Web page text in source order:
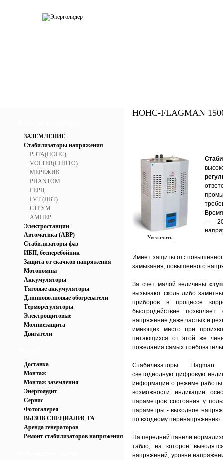
ЗАЗЕМЛЕНИЕ
Стабилизаторы напряжения
РЭТА(НОНС)
VOLTER(СНПТО)
МЕРЕЖИК
PHANTOM
ГЕРЦ
LVT (ЛВТ)
СТРУМ
АМПЕР
Электростанции
Автоматика (АВР)
Стабилизаторы фаз
ИБП, бесперебойник
Защита от скачков напряжения
Мотопомпы
Аккумуляторы
Тяговые аккумуляторы
Длинноволновые обогреватели
Терморегуляторы
Электрощитовые
Молниезащита
Двигатели
Доставка
Монтаж
Монтаж заземления
Энергоаудит
Сервис
Фотогалерея
ВЫЗОВ СПЕЦИАЛИСТА
Аренда генераторов
Ремонт стабилизаторов напряжения
НОНС-FLAGMAN
Увеличить
—
Имеет защиты от:
замыкания, повышенного
За счет малой величины
вызывают сколь либо
приборов в процессе
быстродействие
напряжение даже частых и
имеющих место при
питающихся от этой же
пожелания самых
Стабилизаторы Flagman
светодиодную цифровую
информации о режиме работы
возможности индикации
параметров состояния у
параметры - выходное
по входному перенапряжению.
На передней панели
табло, на которое
напряжений, уровне